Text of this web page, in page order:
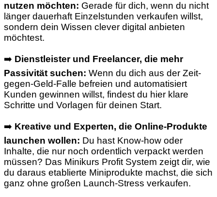
nutzen möchten: Gerade für dich, wenn du nicht
länger dauerhaft Einzelstunden verkaufen willst,
sondern dein Wissen clever digital anbieten
möchtest.
➡️ Dienstleister und Freelancer, die mehr
Passivität suchen: Wenn du dich aus der Zeit-
gegen-Geld-Falle befreien und automatisiert
Kunden gewinnen willst, findest du hier klare
Schritte und Vorlagen für deinen Start.
➡️ Kreative und Experten, die Online-Produkte
launchen wollen: Du hast Know-how oder
Inhalte, die nur noch ordentlich verpackt werden
müssen? Das Minikurs Profit System zeigt dir, wie
du daraus etablierte Miniprodukte machst, die sich
ganz ohne großen Launch-Stress verkaufen.